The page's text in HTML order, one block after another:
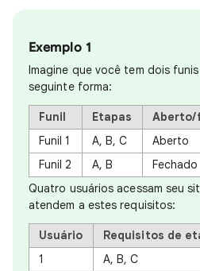
Exemplo 1
Imagine que você tem dois
seguinte forma:
Funil Etapas
Aberto/
Funil 1
A, B, C
Aberto
Funil 2
A, B
Fechado
Quatro usuários acessam seu
atendem a estes requisitos:
Usuário
Requisitos de
1
A, B, C